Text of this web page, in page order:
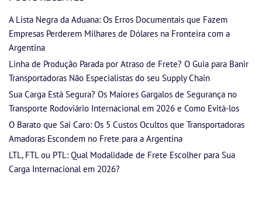
A Lista Negra da Aduana: Os Erros Documentais que Fazem
Empresas Perderem Milhares de Dólares na Fronteira com a
Argentina
Linha de Produção Parada por Atraso de Frete? O Guia para Banir
Transportadoras Não Especialistas do seu Supply Chain
Sua Carga Está Segura? Os Maiores Gargalos de Segurança no
Transporte Rodoviário Internacional em 2026 e Como Evitá-los
O Barato que Sai Caro: Os 5 Custos Ocultos que Transportadoras
Amadoras Escondem no Frete para a Argentina
LTL, FTL ou PTL: Qual Modalidade de Frete Escolher para Sua
Carga Internacional em 2026?